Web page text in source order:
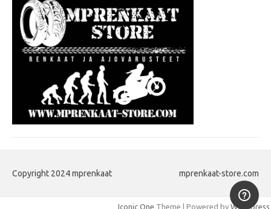
Copyright 2024 mprenkaat mprenkaat-store.com
Iconic One Theme | Powered by Wordpress